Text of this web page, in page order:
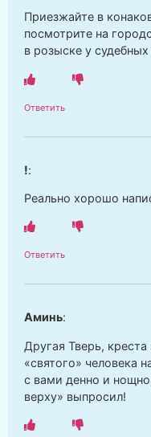
Приезжайте в
посмотрите на
в розыске у
Ответить
!:
Реально хорошо
Ответить
Аминь:
Другая Тверь,
«святого» человека
с вами денно и
верху» выпросил!